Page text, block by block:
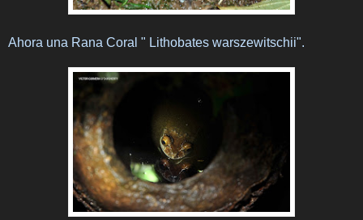
Ahora una Rana Coral " Lithobates warszewitschii".